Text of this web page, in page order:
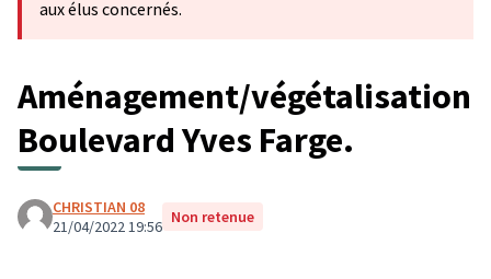
aux élus concernés.
Aménagement/végétalisation
Boulevard Yves Farge.
CHRISTIAN 08
21/04/2022 19:56 Non retenue